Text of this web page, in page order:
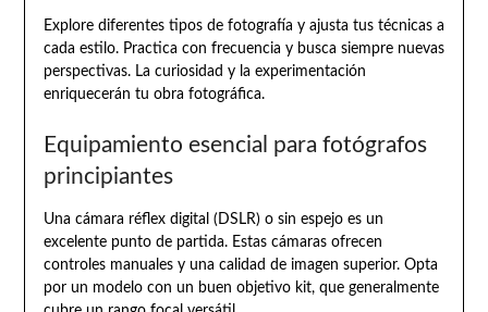
Explore diferentes tipos de fotografía y ajusta tus técnicas a
cada estilo. Practica con frecuencia y busca siempre nuevas
perspectivas. La curiosidad y la experimentación
enriquecerán tu obra fotográfica.
Equipamiento esencial para fotógrafos
principiantes
Una cámara réflex digital (DSLR) o sin espejo es un
excelente punto de partida. Estas cámaras ofrecen
controles manuales y una calidad de imagen superior. Opta
por un modelo con un buen objetivo kit, que generalmente